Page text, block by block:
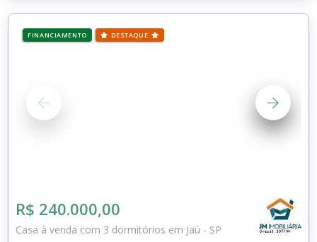
FINANCIAMENTO DESTAQUE
R$ 240.000,00
Casa à venda com 3 dormitórios em Jaú - SP